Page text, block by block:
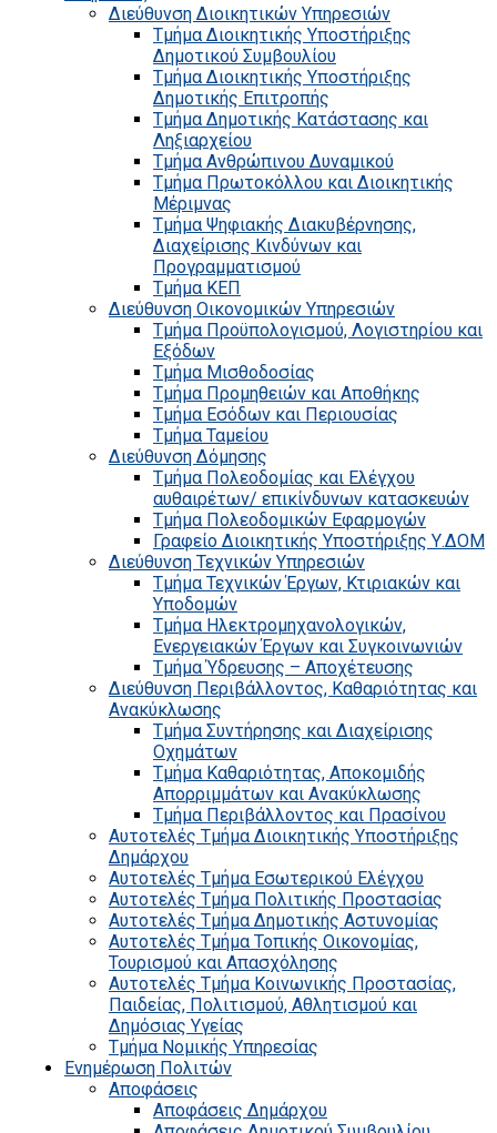
Διεύθυνση Διοικητικών Υπηρεσιών
Τμήμα Διοικητικής Υποστήριξης
Δημοτικού Συμβουλίου
Τμήμα Διοικητικής Υποστήριξης
Δημοτικής Επιτροπής
Τμήμα Δημοτικής Κατάστασης και
Ληξιαρχείου
Τμήμα Ανθρώπινου Δυναμικού
Τμήμα Πρωτοκόλλου και Διοικητικής
Μέριμνας
Τμήμα Ψηφιακής Διακυβέρνησης,
Διαχείρισης Κινδύνων και
Προγραμματισμού
Τμήμα ΚΕΠ
Διεύθυνση Οικονομικών Υπηρεσιών
Τμήμα Προϋπολογισμού, Λογιστηρίου και
Εξόδων
Τμήμα Μισθοδοσίας
Τμήμα Προμηθειών και Αποθήκης
Τμήμα Εσόδων και Περιουσίας
Τμήμα Ταμείου
Διεύθυνση Δόμησης
Τμήμα Πολεοδομίας και Ελέγχου
αυθαιρέτων/ επικίνδυνων κατασκευών
Τμήμα Πολεοδομικών Εφαρμογών
Γραφείο Διοικητικής Υποστήριξης Υ.ΔΟΜ
Διεύθυνση Τεχνικών Υπηρεσιών
Τμήμα Τεχνικών Έργων, Κτιριακών και
Υποδομών
Τμήμα Ηλεκτρομηχανολογικών,
Ενεργειακών Έργων και Συγκοινωνιών
Τμήμα Ύδρευσης – Αποχέτευσης
Διεύθυνση Περιβάλλοντος, Καθαριότητας και
Ανακύκλωσης
Τμήμα Συντήρησης και Διαχείρισης
Οχημάτων
Τμήμα Καθαριότητας, Αποκομιδής
Απορριμμάτων και Ανακύκλωσης
Τμήμα Περιβάλλοντος και Πρασίνου
Αυτοτελές Τμήμα Διοικητικής Υποστήριξης
Δημάρχου
Αυτοτελές Τμήμα Εσωτερικού Ελέγχου
Αυτοτελές Τμήμα Πολιτικής Προστασίας
Αυτοτελές Τμήμα Δημοτικής Αστυνομίας
Αυτοτελές Τμήμα Τοπικής Οικονομίας,
Τουρισμού και Απασχόλησης
Αυτοτελές Τμήμα Κοινωνικής Προστασίας,
Παιδείας, Πολιτισμού, Αθλητισμού και
Δημόσιας Υγείας
Τμήμα Νομικής Υπηρεσίας
Ενημέρωση Πολιτών
Αποφάσεις
Αποφάσεις Δημάρχου